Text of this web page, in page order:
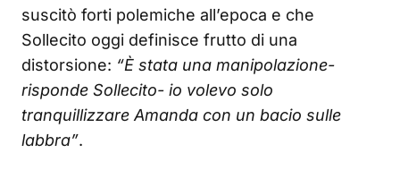
suscitò forti polemiche all’epoca e che
Sollecito oggi definisce frutto di una
distorsione: “È stata una manipolazione-
risponde Sollecito- io volevo solo
tranquillizzare Amanda con un bacio sulle
labbra”.